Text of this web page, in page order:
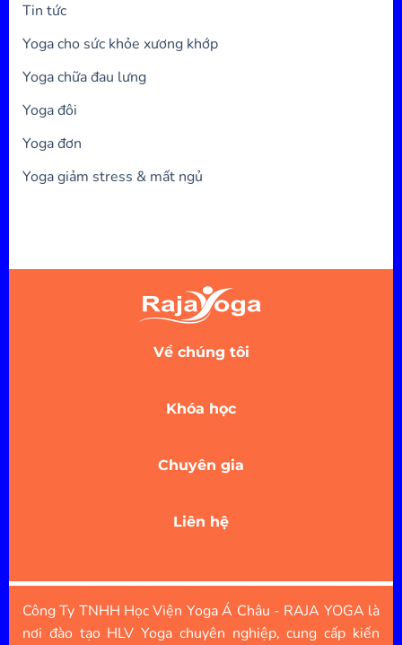
Tin tức
Yoga cho sức khỏe xương khớp
Yoga chữa đau lưng
Yoga đôi
Yoga đơn
Yoga giảm stress & mất ngủ
Về chúng tôi
Khóa học
Chuyên gia
Liên hệ
Công Ty TNHH Học Viện Yoga Á Châu - RAJA YOGA là
nơi đào tạo HLV Yoga chuyên nghiệp, cung cấp kiến